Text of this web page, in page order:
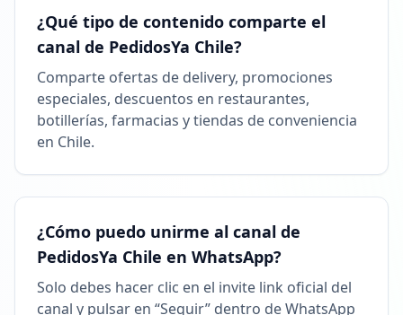
¿Qué tipo de contenido comparte el
canal de PedidosYa Chile?
Comparte ofertas de delivery, promociones
especiales, descuentos en restaurantes,
botillerías, farmacias y tiendas de conveniencia
en Chile.
¿Cómo puedo unirme al canal de
PedidosYa Chile en WhatsApp?
Solo debes hacer clic en el invite link oficial del
canal y pulsar en “Seguir” dentro de WhatsApp